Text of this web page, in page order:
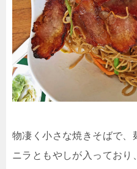
物凄く小さな焼きそばで、
ニラともやしが入ってお